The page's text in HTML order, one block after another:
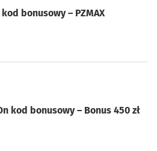
kod bonusowy – PZMAX
kod bonusowy – Bonus 450 zł